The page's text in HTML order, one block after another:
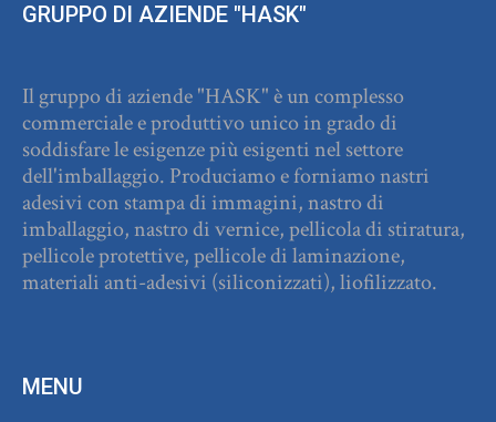
GRUPPO DI AZIENDE "HASK"
Il gruppo di aziende "HASK" è un complesso
commerciale e produttivo unico in grado di
soddisfare le esigenze più esigenti nel settore
dell'imballaggio. Produciamo e forniamo nastri
adesivi con stampa di immagini, nastro di
imballaggio, nastro di vernice, pellicola di stiratura,
pellicole protettive, pellicole di laminazione,
materiali anti-adesivi (siliconizzati), liofilizzato.
MENU